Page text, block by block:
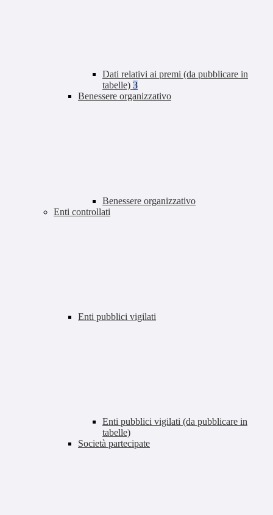
Dati relativi ai premi (da pubblicare in
tabelle) 3
Benessere organizzativo
Benessere organizzativo
Enti controllati
Enti pubblici vigilati
Enti pubblici vigilati (da pubblicare in
tabelle)
Società partecipate